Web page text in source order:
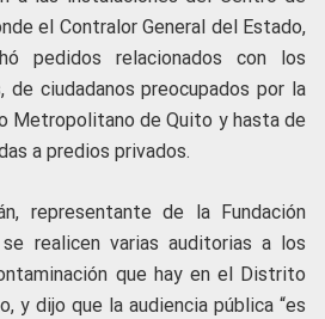
el Contralor General del Estado,
pedidos relacionados con los
de ciudadanos preocupados por la
Metropolitano de Quito y hasta de
a predios privados.
representante de la Fundación
se realicen varias auditorias a los
que hay en el Distrito
y dijo que la audiencia pública “es